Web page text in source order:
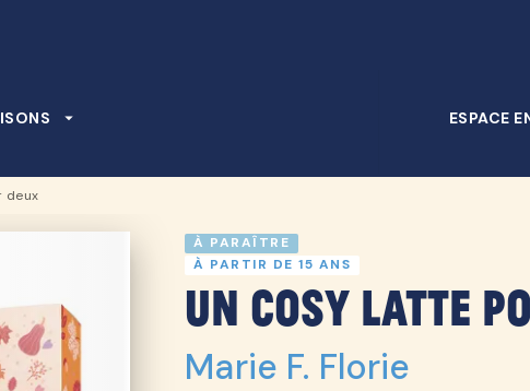
arrow_drop_down ESPACE
deux
À PARAÎTRE
À PARTIR DE 15 ANS
Un cosy latte
Marie F. Florie